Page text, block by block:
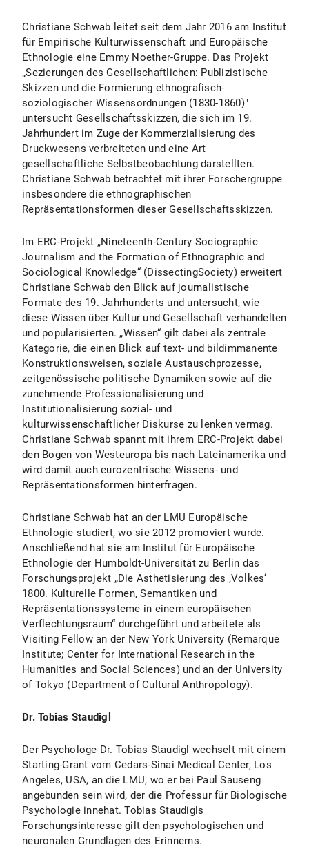
Christiane Schwab leitet seit dem Jahr 2016 am Institut
für Empirische Kulturwissenschaft und Europäische
Ethnologie eine Emmy Noether-Gruppe. Das Projekt
„Sezierungen des Gesellschaftlichen: Publizistische
Skizzen und die Formierung ethnografisch-
soziologischer Wissensordnungen (1830-1860)"
untersucht Gesellschaftsskizzen, die sich im 19.
Jahrhundert im Zuge der Kommerzialisierung des
Druckwesens verbreiteten und eine Art
gesellschaftliche Selbstbeobachtung darstellten.
Christiane Schwab betrachtet mit ihrer Forschergruppe
insbesondere die ethnographischen
Repräsentationsformen dieser Gesellschaftsskizzen.
Im ERC-Projekt „Nineteenth-Century Sociographic
Journalism and the Formation of Ethnographic and
Sociological Knowledge“ (DissectingSociety) erweitert
Christiane Schwab den Blick auf journalistische
Formate des 19. Jahrhunderts und untersucht, wie
diese Wissen über Kultur und Gesellschaft verhandelten
und popularisierten. „Wissen“ gilt dabei als zentrale
Kategorie, die einen Blick auf text- und bildimmanente
Konstruktionsweisen, soziale Austauschprozesse,
zeitgenössische politische Dynamiken sowie auf die
zunehmende Professionalisierung und
Institutionalisierung sozial- und
kulturwissenschaftlicher Diskurse zu lenken vermag.
Christiane Schwab spannt mit ihrem ERC-Projekt dabei
den Bogen von Westeuropa bis nach Lateinamerika und
wird damit auch eurozentrische Wissens- und
Repräsentationsformen hinterfragen.
Christiane Schwab hat an der LMU Europäische
Ethnologie studiert, wo sie 2012 promoviert wurde.
Anschließend hat sie am Institut für Europäische
Ethnologie der Humboldt-Universität zu Berlin das
Forschungsprojekt „Die Ästhetisierung des ‚Volkes‘
1800. Kulturelle Formen, Semantiken und
Repräsentationssysteme in einem europäischen
Verflechtungsraum“ durchgeführt und arbeitete als
Visiting Fellow an der New York University (Remarque
Institute; Center for International Research in the
Humanities and Social Sciences) und an der University
of Tokyo (Department of Cultural Anthropology).
Dr. Tobias Staudigl
Der Psychologe Dr. Tobias Staudigl wechselt mit einem
Starting-Grant vom Cedars-Sinai Medical Center, Los
Angeles, USA, an die LMU, wo er bei Paul Sauseng
angebunden sein wird, der die Professur für Biologische
Psychologie innehat. Tobias Staudigls
Forschungsinteresse gilt den psychologischen und
neuronalen Grundlagen des Erinnerns.